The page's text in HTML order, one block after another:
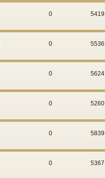
0 5419
0 5536
0 5624
0 5260
0 5839
0 5367